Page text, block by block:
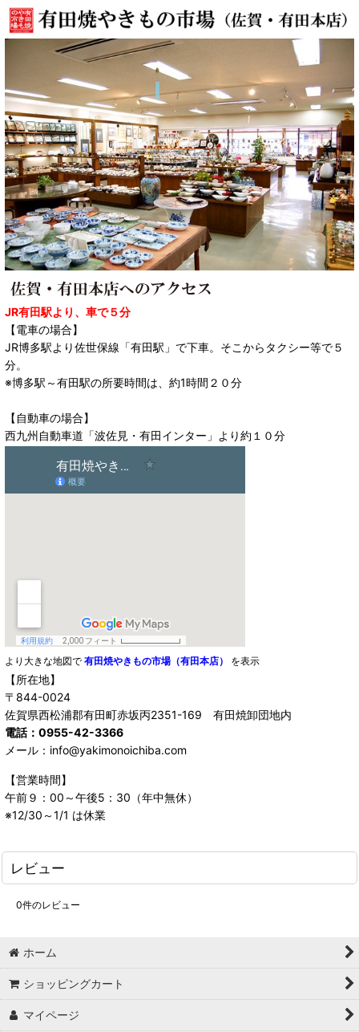
JR有田駅より、車で５分
【電車の場合】
JR博多駅より佐世保線「有田駅」で下車。そこからタクシー等で５
分。
※博多駅～有田駅の所要時間は、約1時間２０分
【自動車の場合】
西九州自動車道「波佐見・有田インター」より約１０分
より大きな地図で 有田焼やきもの市場（有田本店） を表示
【所在地】
〒844-0024
佐賀県西松浦郡有田町赤坂丙2351-169 有田焼卸団地内
電話：0955-42-3366
メール：info@yakimonoichiba.com
【営業時間】
午前９：00～午後5：30（年中無休）
※12/30～1/1 は休業
レビュー
0件のレビュー
ホーム
ショッピングカート
マイページ